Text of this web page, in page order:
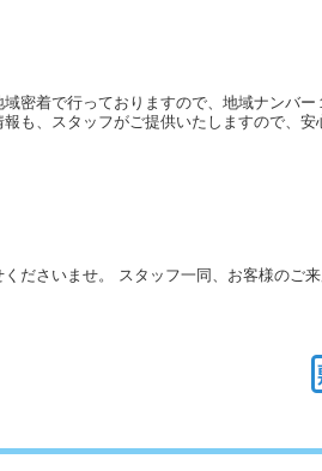
密着で行っておりますので、地域ナンバー
も、スタッフがご提供いたしますので、安
ださいませ。 スタッフ一同、お客様のご来